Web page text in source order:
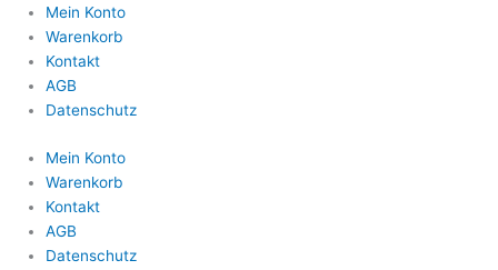
Mein Konto
Warenkorb
Kontakt
AGB
Datenschutz
Mein Konto
Warenkorb
Kontakt
AGB
Datenschutz
Search